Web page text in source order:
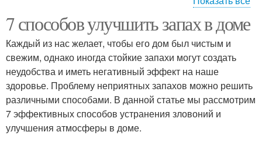
Смесь для мясных
блюд
Смесь для уборки
7 способов улучшить запах в доме
Каждый из нас желает, чтобы его дом был чистым и
свежим, однако иногда стойкие запахи могут создать
неудобства и иметь негативный эффект на наше
здоровье. Проблему неприятных запахов можно решить
различными способами. В данной статье мы рассмотрим
7 эффективных способов устранения зловоний и
улучшения атмосферы в доме.